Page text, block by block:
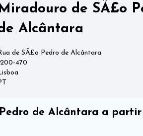
de SÃ£o
Alcântara
de SÃ£o Pedro de Alcântara
470
de Alcântara a